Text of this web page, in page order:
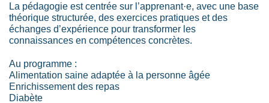
La pédagogie est centrée sur l’apprenant·e, avec une base
théorique structurée, des exercices pratiques et des
échanges d’expérience pour transformer les
connaissances en compétences concrètes.
Au programme :
Alimentation saine adaptée à la personne âgée
Enrichissement des repas
Diabète